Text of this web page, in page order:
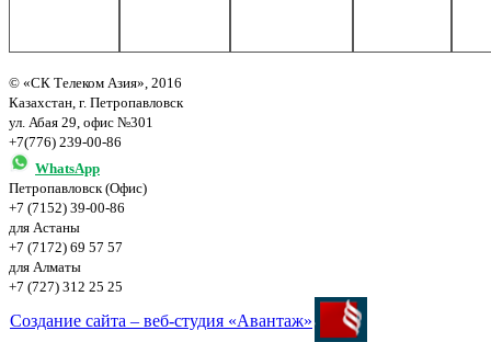
© «СК Телеком Азия», 2016
Казахстан, г. Петропавловск
ул. Абая 29, офис №301
+7(776) 239-00-86
WhatsApp
Петропавловск (Офис)
+7 (7152) 39-00-86
для Астаны
+7 (7172) 69 57 57
для Алматы
+7 (727) 312 25 25
Создание сайта – веб-студия «Авантаж»